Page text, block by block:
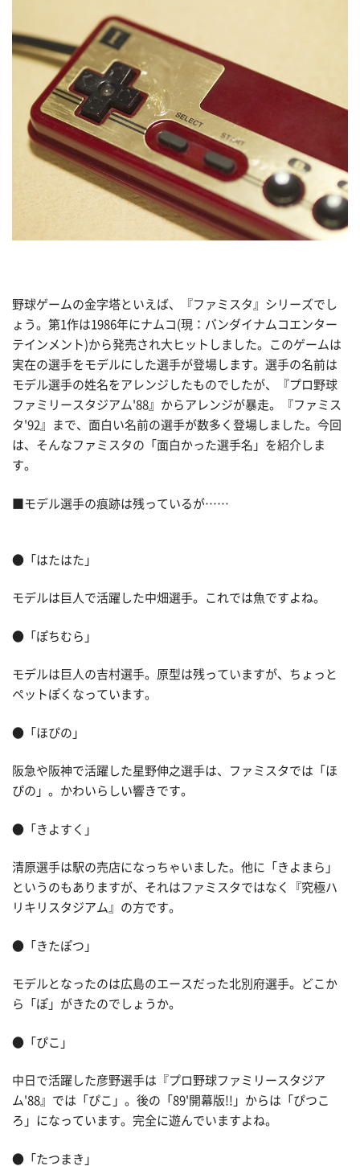
野球ゲームの金字塔といえば、『ファミスタ』シリーズでし
ょう。第1作は1986年にナムコ(現：バンダイナムコエンター
テインメント)から発売され大ヒットしました。このゲームは
実在の選手をモデルにした選手が登場します。選手の名前は
モデル選手の姓名をアレンジしたものでしたが、『プロ野球
ファミリースタジアム'88』からアレンジが暴走。『ファミス
タ'92』まで、面白い名前の選手が数多く登場しました。今回
は、そんなファミスタの「面白かった選手名」を紹介しま
す。
■モデル選手の痕跡は残っているが……
●「はたはた」
モデルは巨人で活躍した中畑選手。これでは魚ですよね。
●「ぽちむら」
モデルは巨人の吉村選手。原型は残っていますが、ちょっと
ペットぽくなっています。
●「ほぴの」
阪急や阪神で活躍した星野伸之選手は、ファミスタでは「ほ
ぴの」。かわいらしい響きです。
●「きよすく」
清原選手は駅の売店になっちゃいました。他に「きよまら」
というのもありますが、それはファミスタではなく『究極ハ
リキリスタジアム』の方です。
●「きたぽつ」
モデルとなったのは広島のエースだった北別府選手。どこか
ら「ぽ」がきたのでしょうか。
●「ぴこ」
中日で活躍した彦野選手は『プロ野球ファミリースタジア
ム'88』では「ぴこ」。後の「89'開幕版!!」からは「ぴつこ
ろ」になっています。完全に遊んでいますよね。
●「たつまき」